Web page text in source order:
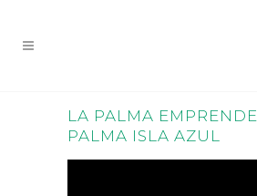
LA PALMA
PALMA ISLA AZUL